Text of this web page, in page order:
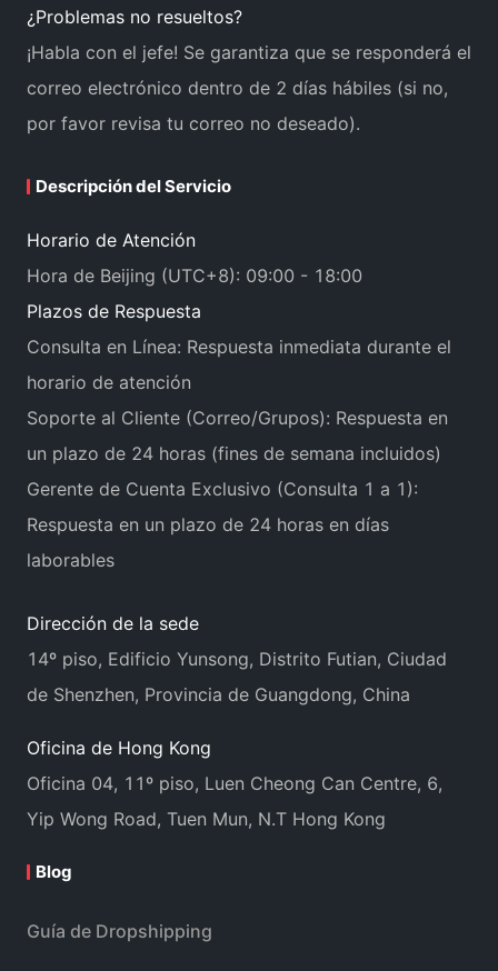
¿Problemas no resueltos?
¡Habla con el jefe! Se garantiza que se responderá el
correo electrónico dentro de 2 días hábiles (si no,
por favor revisa tu correo no deseado).
Descripción del Servicio
Horario de Atención
Hora de Beijing (UTC+8): 09:00 - 18:00
Plazos de Respuesta
Consulta en Línea: Respuesta inmediata durante el
horario de atención
Soporte al Cliente (Correo/Grupos): Respuesta en
un plazo de 24 horas (fines de semana incluidos)
Gerente de Cuenta Exclusivo (Consulta 1 a 1):
Respuesta en un plazo de 24 horas en días
laborables
Dirección de la sede
14º piso, Edificio Yunsong, Distrito Futian, Ciudad
de Shenzhen, Provincia de Guangdong, China
Oficina de Hong Kong
Oficina 04, 11º piso, Luen Cheong Can Centre, 6,
Yip Wong Road, Tuen Mun, N.T Hong Kong
Blog
Guía de Dropshipping